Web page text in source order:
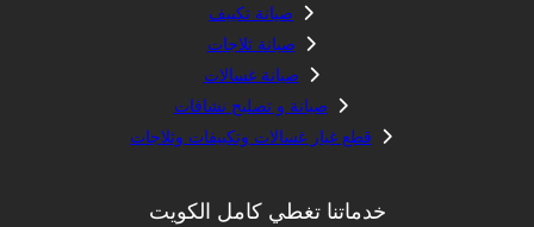
صيانة تكييف
صيانة ثلاجات
صيانة غسالات
صيانة و تصليح نشافات
قطع غيار غسالات وتكييفات وثلاجات
خدماتنا تغطي كامل الكويت